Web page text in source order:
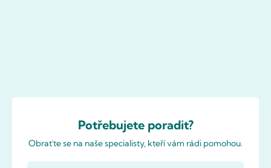
Potřebujete poradit?
Obraťte se na naše specialisty, kteří vám rádi pomohou.